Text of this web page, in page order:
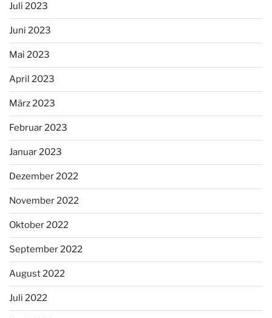
Juli 2023
Juni 2023
Mai 2023
April 2023
März 2023
Februar 2023
Januar 2023
Dezember 2022
November 2022
Oktober 2022
September 2022
August 2022
Juli 2022